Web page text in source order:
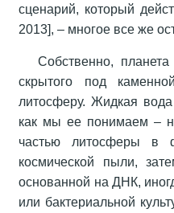
сценарий, который
2013], – многое все же
Собственно,
скрытого под
литосферу. Жидкая
как мы ее понимаем –
частью литосферы в
космической пыли,
основанной на ДНК,
или бактериальной